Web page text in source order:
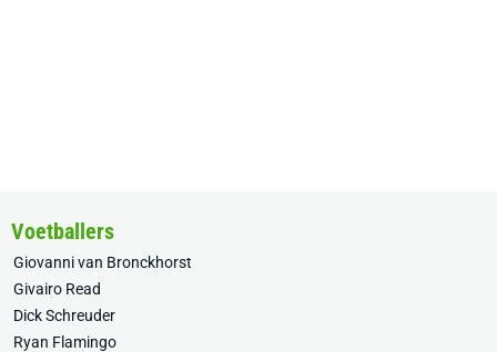
Voetballers
Giovanni van Bronckhorst
Givairo Read
Dick Schreuder
Ryan Flamingo